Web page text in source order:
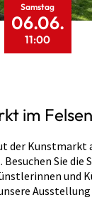
Samstag
06.06.
11:00
im
der Kunstmarkt
Sie die
und
Ausstellung